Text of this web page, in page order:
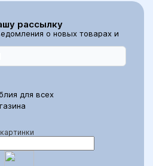
рассылку
о новых товарах и
для всех